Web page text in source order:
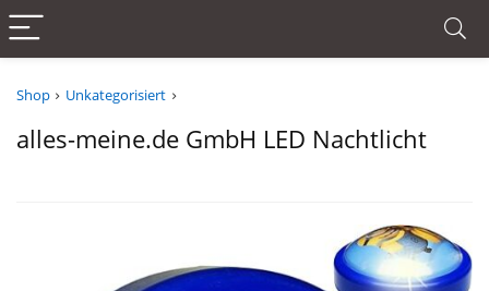
Shop Unkategorisiert
alles-meine.de GmbH LED Nachtlicht